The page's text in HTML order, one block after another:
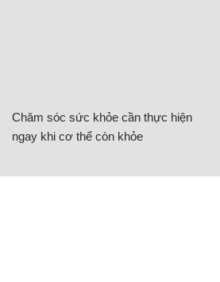
Chăm sóc sức khỏe cần thực hiện
ngay khi cơ thể còn khỏe